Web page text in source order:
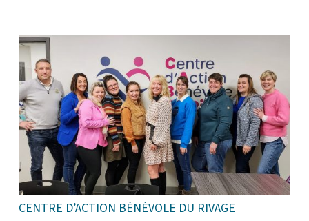
CENTRE D’ACTION BÉNÉVOLE DU RIVAGE